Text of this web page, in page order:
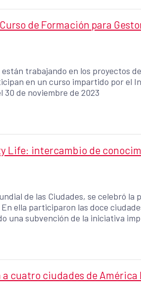
de Formación para
trabajando en los proyectos
en un curso impartido por el
de noviembre de 2023
Life: intercambio de
de las Ciudades, se celebró la
ella participaron las doce
una subvención de la iniciativa
cuatro ciudades de